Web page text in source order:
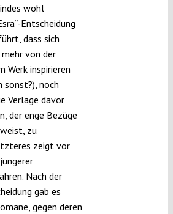
wohl
Entscheidung
dass sich
von der
Werk inspirieren
sonst?), noch
Verlage davor
der enge Bezüge
zu
zeigt vor
Nach der
gab es
gegen deren